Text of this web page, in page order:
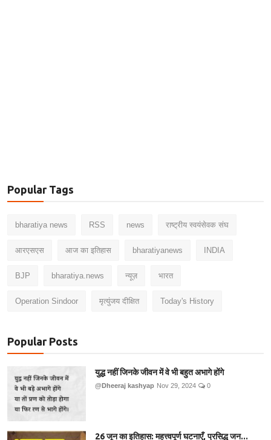
Popular Tags
bharatiya news RSS news राष्ट्रीय स्वयंसेवक संघ
आरएसएस आज का इतिहास bharatiyanews INDIA
BJP bharatiya.news न्यूज़ भारत
Operation Sindoor मृत्युंजय दीक्षित Today's History
Popular Posts
युद्ध नहीं जिनके जीवन में वे भी बहुत अभागे होंगे
@Dheeraj kashyap Nov 29, 2024 0
26 जून का इतिहास: महत्त्वपूर्ण घटनाएँ, प्रसिद्ध जन...